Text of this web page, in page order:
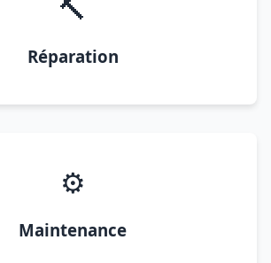
🔨
Réparation
⚙️
Maintenance